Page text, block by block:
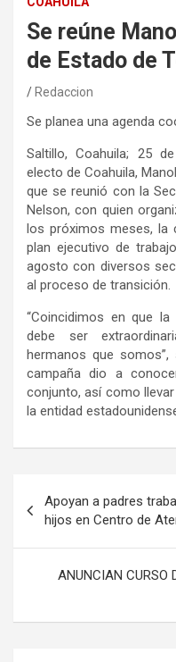
Se reúne
de Estado de
Redaccion
Se planea una agenda
Saltillo, Coahuila; 25
electo de Coahuila,
que se reunió con la
Nelson, con quien
los próximos meses, la
plan ejecutivo de
agosto con diversos
al proceso de transición.
“Coincidimos en que
debe ser
hermanos que
campaña dio a
conjunto, así como
la entidad
de
entradas
Apoyan a padres
hijos en Centro de
ANUNCIAN CURSO